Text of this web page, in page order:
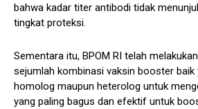
bahwa kadar titer antibodi tidak
tingkat proteksi.
Sementara itu, BPOM RI telah
sejumlah kombinasi vaksin booster
homolog maupun heterolog untuk
yang paling bagus dan efektif untuk